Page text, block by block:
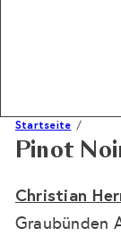
Startseite
Pinot
Christian
Graubünden